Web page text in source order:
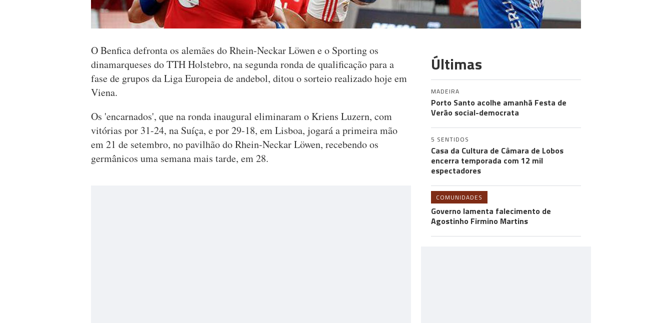
O Benfica defronta os alemães do Rhein-Neckar Löwen e o Sporting os
dinamarqueses do TTH Holstebro, na segunda ronda de qualificação para a
fase de grupos da Liga Europeia de andebol, ditou o sorteio realizado hoje em
Viena.
Os 'encarnados', que na ronda inaugural eliminaram o Kriens Luzern, com
vitórias por 31-24, na Suíça, e por 29-18, em Lisboa, jogará a primeira mão
em 21 de setembro, no pavilhão do Rhein-Neckar Löwen, recebendo os
germânicos uma semana mais tarde, em 28.
Últimas
MADEIRA
Porto Santo acolhe amanhã Festa de
Verão social-democrata
5 SENTIDOS
Casa da Cultura de Câmara de Lobos
encerra temporada com 12 mil
espectadores
COMUNIDADES
Governo lamenta falecimento de
Agostinho Firmino Martins